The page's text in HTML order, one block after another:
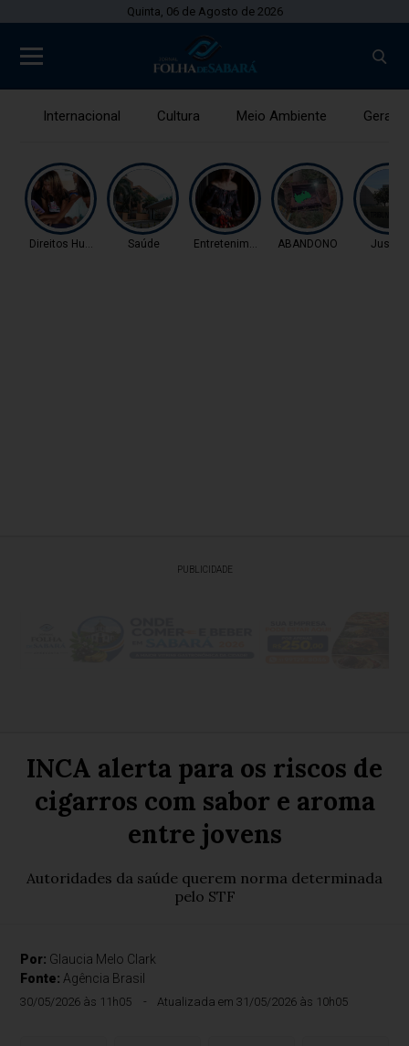
Quinta, 06 de Agosto de 2026
Internacional Cultura Meio Ambiente Gerais
Direitos Humanos Saúde Entretenimento ABANDONO Justiça
PUBLICIDADE
INCA alerta para os riscos de
cigarros com sabor e aroma
entre jovens
Autoridades da saúde querem norma determinada
pelo STF
Por: Glaucia Melo Clark
Fonte: Agência Brasil
30/05/2026 às 11h05 Atualizada em 31/05/2026 às 10h05